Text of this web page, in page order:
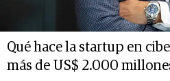
Qué hace la startup en
más de US$ 2.000